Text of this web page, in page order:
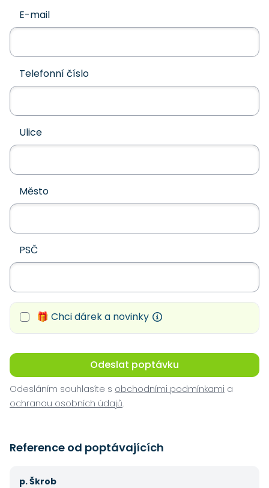
E-mail
Telefonní číslo
Ulice
Město
PSČ
🎁 Chci dárek a novinky
Odeslat poptávku
Odesláním souhlasíte s obchodními podmínkami a
ochranou osobních údajů.
Reference od poptávajících
p. Škrob